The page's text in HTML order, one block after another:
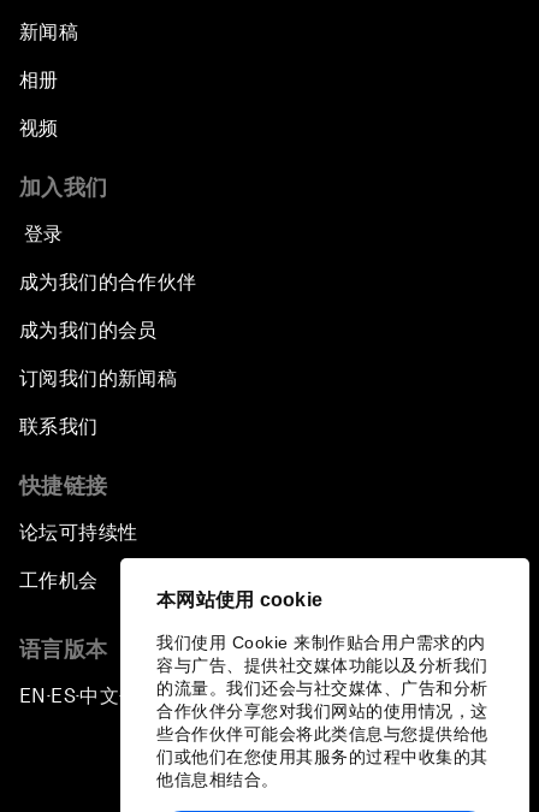
本网站使用 cookie
我们使用 Cookie 来制作贴合用户需求的内
容与广告、提供社交媒体功能以及分析我们
的流量。我们还会与社交媒体、广告和分析
合作伙伴分享您对我们网站的使用情况，这
些合作伙伴可能会将此类信息与您提供给他
们或他们在您使用其服务的过程中收集的其
他信息相结合。
新闻稿
相册
视频
加入我们
登录
成为我们的合作伙伴
成为我们的会员
订阅我们的新闻稿
联系我们
快捷链接
论坛可持续性
工作机会
语言版本
EN ▪ ES▪中文▪ 日本語